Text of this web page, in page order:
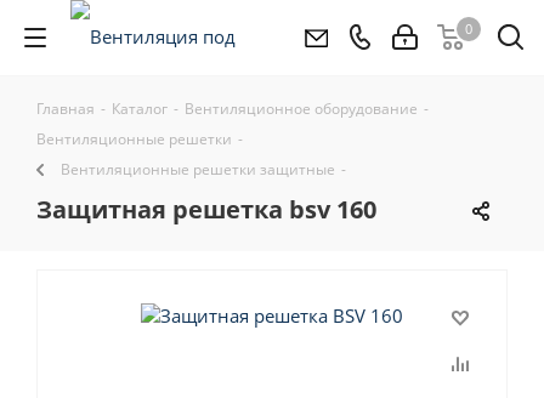
0
Главная - Каталог - Вентиляционное оборудование -
Вентиляционные решетки -
Вентиляционные решетки защитные -
защитная решетка bsv 160